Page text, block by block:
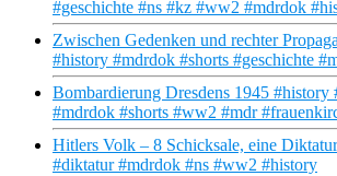
#geschichte #ns #kz #ww2 #mdrdok
Zwischen Gedenken und rechter
#history #mdrdok #shorts #geschichte
Bombardierung Dresdens 1945 #history
#mdrdok #shorts #ww2 #mdr
Hitlers Volk – 8 Schicksale, eine
#diktatur #mdrdok #ns #ww2 #history